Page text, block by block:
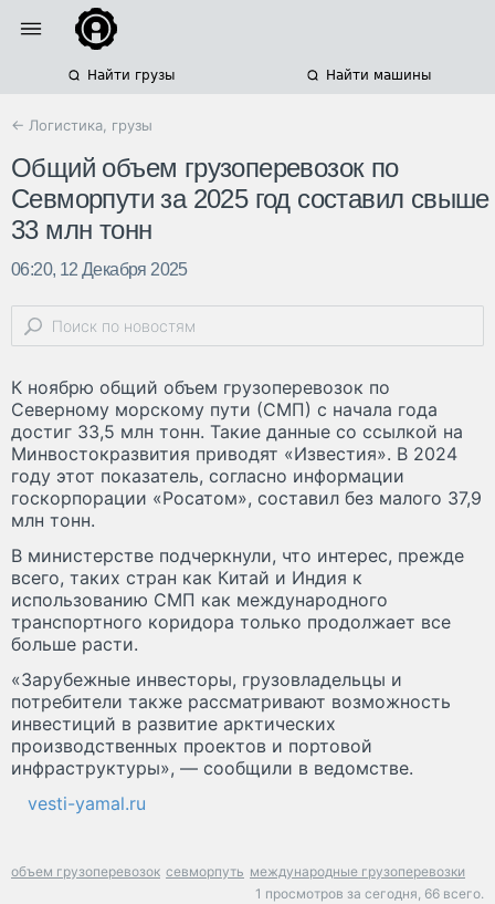
Найти грузы Найти машины
← Логистика, грузы
Общий объем грузоперевозок по
Севморпути за 2025 год составил свыше
33 млн тонн
06:20, 12 Декабря 2025
К ноябрю общий объем грузоперевозок по
Северному морскому пути (СМП) с начала года
достиг 33,5 млн тонн. Такие данные со ссылкой на
Минвостокразвития приводят «Известия». В 2024
году этот показатель, согласно информации
госкорпорации «Росатом», составил без малого 37,9
млн тонн.
В министерстве подчеркнули, что интерес, прежде
всего, таких стран как Китай и Индия к
использованию СМП как международного
транспортного коридора только продолжает все
больше расти.
«Зарубежные инвесторы, грузовладельцы и
потребители также рассматривают возможность
инвестиций в развитие арктических
производственных проектов и портовой
инфраструктуры», — сообщили в ведомстве.
vesti-yamal.ru
объем грузоперевозок севморпуть международные грузоперевозки
1 просмотров за сегодня, 66 всего.